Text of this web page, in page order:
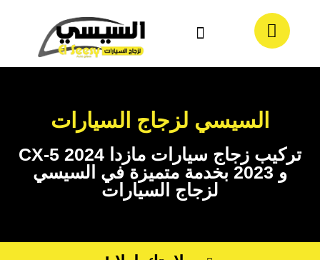
السيسي لزجاج السيارات
تركيب زجاج سيارات مازدا CX-5 2024
و 2023 بخدمة متميزة في السيسي
لزجاج السيارات